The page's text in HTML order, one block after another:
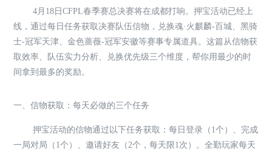
4月18日CFPL春季赛总决赛将在成都打响。押宝活动已经上
线，通过每日任务获取决赛队伍信物，兑换魂·火麒麟-百城、黑骑
士-冠军天津、金色蔷薇-冠军安徽等赛事专属道具。这篇从信物获
取效率、队伍实力分析、兑换优先级三个维度，帮你用最少的时
间拿到最多的奖励。
一、信物获取：每天必做的三个任务
押宝活动的信物通过以下任务获取：每日登录（1个）、完成
一局对局（1个）、邀请好友（2个，每天限1次）。全勤玩家每天